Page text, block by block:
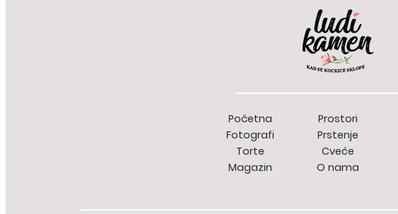
Početna Prostori
Fotografi
Prstenje
Torte
Cveće
Magazin
O nama